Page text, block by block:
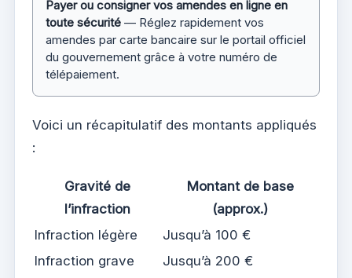
Payer ou consigner vos amendes en ligne en
toute sécurité — Réglez rapidement vos
amendes par carte bancaire sur le portail officiel
du gouvernement grâce à votre numéro de
télépaiement.
Voici un récapitulatif des montants appliqués
:
Gravité de
l’infraction
Montant de base
(approx.)
Infraction légère
Jusqu’à 100 €
Infraction grave
Jusqu’à 200 €